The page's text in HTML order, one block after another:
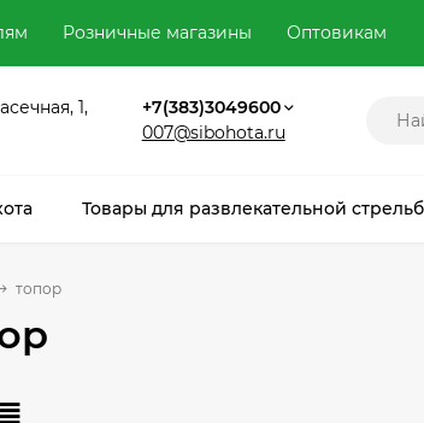
Розничные магазины Оптовикам
1,
+7(383)3049600
007@sibohota.ru
Товары для развлекательной
топор